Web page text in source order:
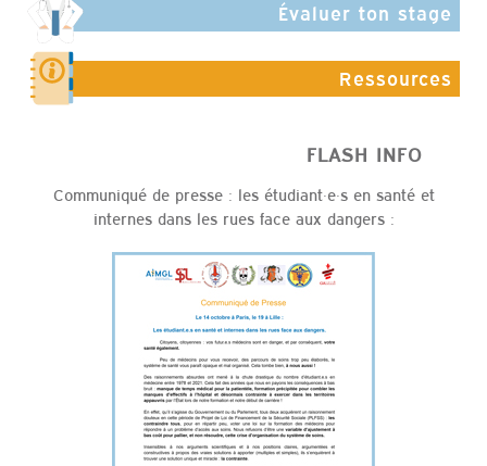
Évaluer ton stage
Ressources
FLASH INFO
Communiqué de presse : les étudiant·e·s en santé et
internes dans les rues face aux dangers :